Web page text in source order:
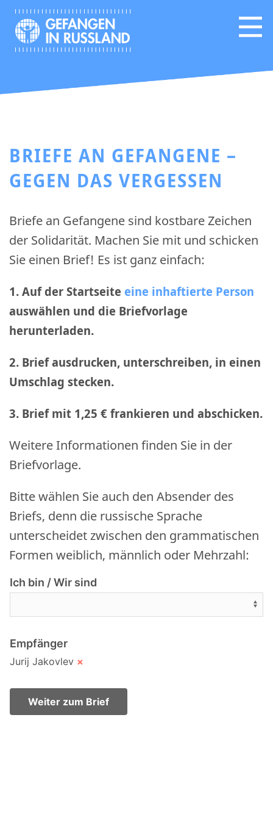
BRIEFE AN GEFANGENE –
GEGEN DAS VERGESSEN
Briefe an Gefangene sind kostbare Zeichen
der Solidarität. Machen Sie mit und schicken
Sie einen Brief! Es ist ganz einfach:
1. Auf der Startseite eine inhaftierte Person
auswählen und die Briefvorlage
herunterladen.
2. Brief ausdrucken, unterschreiben, in einen
Umschlag stecken.
3. Brief mit 1,25 € frankieren und abschicken.
Weitere Informationen finden Sie in der
Briefvorlage.
Bitte wählen Sie auch den Absender des
Briefs, denn die russische Sprache
unterscheidet zwischen den grammatischen
Formen weiblich, männlich oder Mehrzahl:
Ich bin / Wir sind
Empfänger
Jurij Jakovlev ×
Weiter zum Brief